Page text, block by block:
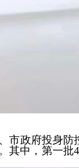
政府投身防
其中，第一